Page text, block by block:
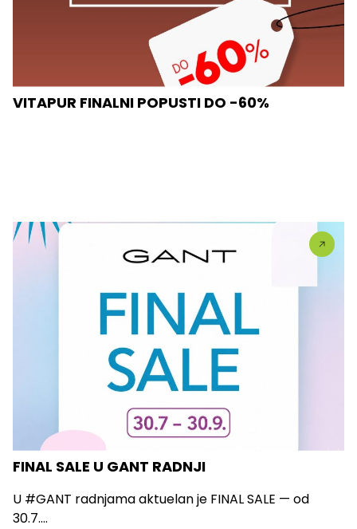
VITAPUR FINALNI POPUSTI DO -60%
FINAL SALE U GANT RADNJI
U #GANT radnjama aktuelan je FINAL SALE — od
30.7....